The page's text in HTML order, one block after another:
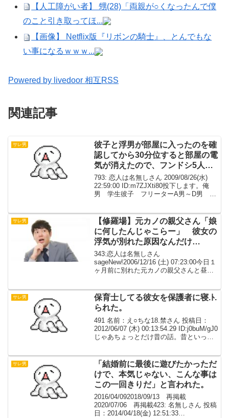
【人工障がい者】 甥(28)「両親が○くなったんで僕
のこと引き取ってほ...
【画像】 Netflix版『リボンの騎士』、とんでもな
い事になるｗｗｗ...
Powered by livedoor 相互RSS
関連記事
サレ男
彼子と浮男が部屋に入ったのを確
認してから30分位すると部屋の電
気が消えたので、フンドシ5人と
凸
793: 恋人は名無しさん 2009/08/26(水)
22:59:00 ID:m7ZJXti80投下します。俺
男 学生彼子 フリーターA男～D男 大
た子。俺から告白...
サレ男
【修羅場】元カノの親父さん「娘
に何したんじゃこらー」 彼女の
浮気が別れた原因なんだけ
ど．．．【ワロタ】
343:恋人は名無しさん
sageNew!2006/12/16 (土) 07:23:00今日１
ヶ月前に別れた元カノの親父さんと昼過
早起きだな344:恋人は名無しさんsag...
サレ男
保育士してる彼女を保護者に寝.ﾄ.
られた。
491 名前：え○ちな18.禁さん 投稿日：
2012/06/07 (木) 00:13:54.29 ID:j0buM/gJ0
じゃあちょっとだけ昔の話。昔といって
ど、愛想が...
サレ男
「結婚前に最後に遊びたかっただ
けで、本気じゃない、こんな事は
この一回きりだ」と言われた。
2016/04/092018/09/13 再掲載
2020/07/06 再掲載423: 名無しさん 投稿
日：2014/04/18(金) 12:51:33